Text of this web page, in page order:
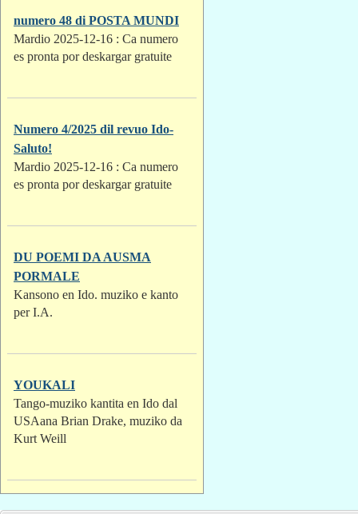
numero 48 di POSTA MUNDI
Mardio 2025-12-16 : Ca numero
es pronta por deskargar gratuite
Numero 4/2025 dil revuo Ido-
Saluto!
Mardio 2025-12-16 : Ca numero
es pronta por deskargar gratuite
DU POEMI DA AUSMA
PORMALE
Kansono en Ido. muziko e kanto
per I.A.
YOUKALI
Tango-muziko kantita en Ido dal
USAana Brian Drake, muziko da
Kurt Weill